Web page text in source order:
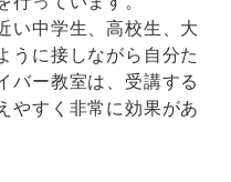
い中学生、高校生、大
うに接しながら自分た
バー教室は、受講する
やすく非常に効果があ